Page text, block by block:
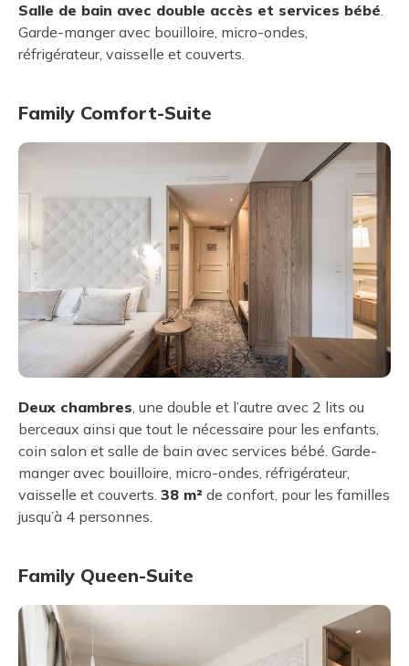
Salle de bain avec double accès et services bébé.
Garde-manger avec bouilloire, micro-ondes,
réfrigérateur, vaisselle et couverts.
Deux chambres , une double et l’autre avec 2 lits ou
berceaux ainsi que tout le nécessaire pour les enfants,
coin salon et salle de bain avec services bébé. Garde-
manger avec bouilloire, micro-ondes, réfrigérateur,
vaisselle et couverts. 38 m² de confort, pour les familles
jusqu’à 4 personnes.
Family Comfort-Suite
Family Queen-Suite